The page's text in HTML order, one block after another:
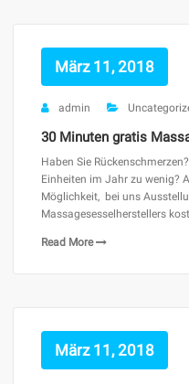
März 11, 2018
admin
30 Minuten gratis
Haben Sie
Einheiten im Jahr zu wenig?
Möglichkeit, bei uns
Massagesesselherstellers
Read More
März 11, 2018